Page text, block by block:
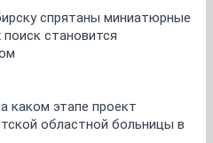
спрятаны миниатюрные
становится
каком этапе проект
областной больницы в